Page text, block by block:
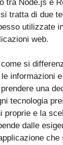
tra Node.js e
tratta di due
utilizzate
web.
si
informazioni
una
tecnologia
proprie e la
dalle